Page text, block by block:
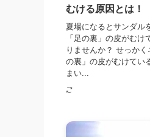
むける原因とは！
夏場になるとサンダル
「足の裏」の皮がむ
りませんか？ せっか
の裏」の皮がむけてい
まい...